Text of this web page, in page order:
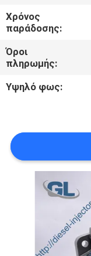
ΈΛΕΓΧΟΣ
ΠΟΙΌΤΗΤΑΣ
ΖΗΤΉΣΤΕ
SITEMAP
ΠΟΛΙΤΙΚΉ
ΑΠΟΡΡΉΤΟΥ
Χρόνος
παράδοσης:
Όροι
πληρωμής:
Υψηλό φως: